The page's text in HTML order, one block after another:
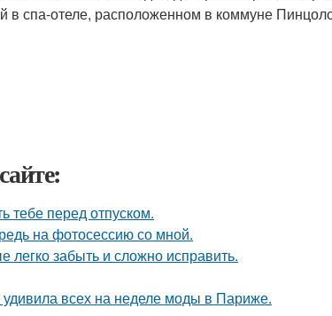
в спа-отеле, расположенном в коммуне
тебе перед отпуском.
на фотосессию со мной.
забыть и сложно исправить.
всех на неделе моды в Париже.